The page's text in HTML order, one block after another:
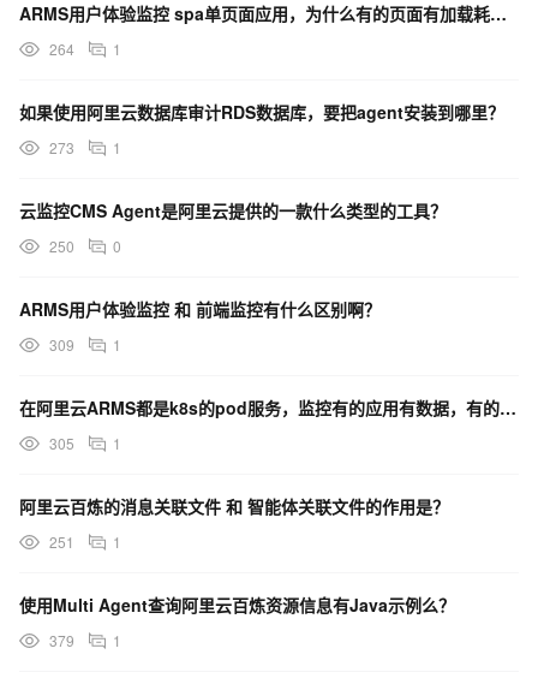
ARMS用户体验监控 spa单页面应用，为什么有的页面有加载耗时，有的没有加载耗时呢？
264 1
如果使用阿里云数据库审计RDS数据库，要把agent安装到哪里？
273 1
云监控CMS Agent是阿里云提供的一款什么类型的工具？
250 0
ARMS用户体验监控 和 前端监控有什么区别啊？
309 1
在阿里云ARMS都是k8s的pod服务，监控有的应用有数据，有的却没有，为什么？
305 1
阿里云百炼的消息关联文件 和 智能体关联文件的作用是？
251 1
使用Multi Agent查询阿里云百炼资源信息有Java示例么？
379 1